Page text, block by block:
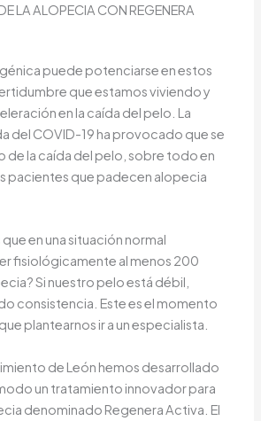
LA ALOPECIA CON REGENERA
puede potenciarse en estos
que estamos viviendo y
en la caída del pelo. La
del COVID-19 ha provocado que se
de la caída del pelo, sobre todo en
pacientes que padecen alopecia
en una situación normal
fisiológicamente al menos 200
Si nuestro pelo está débil,
consistencia. Este es el momento
plantearnos ir a un especialista.
de León hemos desarrollado
un tratamiento innovador para
denominado Regenera Activa. El